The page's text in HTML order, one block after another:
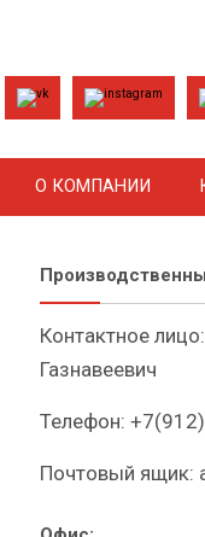
О КОМПАНИИ
Контактное
Газнавеевич
Телефон:
Почтовый ящик: